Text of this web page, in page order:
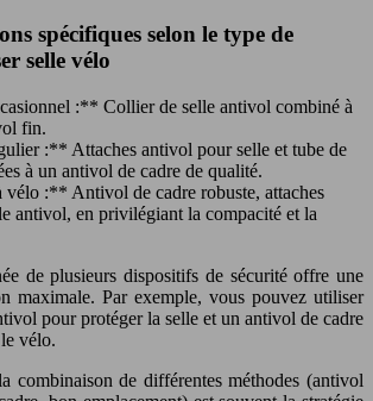
spécifiques selon le type de
selle vélo
:** Collier de selle antivol combiné à
fin.
:** Attaches antivol pour selle et tube de
à un antivol de cadre de qualité.
:** Antivol de cadre robuste, attaches
antivol, en privilégiant la compacité et la
de plusieurs dispositifs de sécurité offre une
maximale. Par exemple, vous pouvez utiliser
pour protéger la selle et un antivol de cadre
vélo.
combinaison de différentes méthodes (antivol